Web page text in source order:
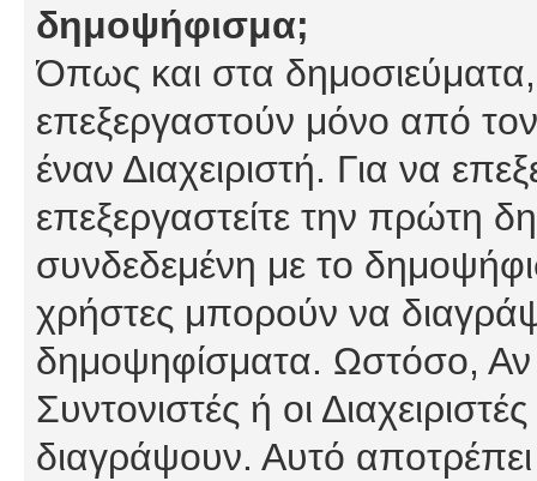
δημοψήφισμα;
Όπως και στα
επεξεργαστούν μόνο από
έναν Διαχειριστή. Για να
επεξεργαστείτε την πρώτη
συνδεδεμένη με το
χρήστες μπορούν να
δημοψηφίσματα. Ωστόσο, Αν
Συντονιστές ή οι
διαγράψουν. Αυτό